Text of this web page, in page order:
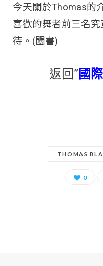
今天關於Thomas的
喜歡的舞者前三名
待。(闔書)
返回”國
THOMAS
0